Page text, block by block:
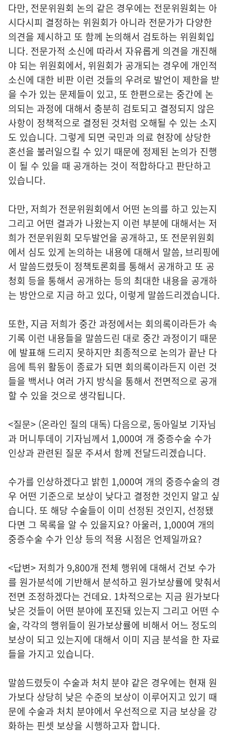
다만, 전문위원회 논의 같은 경우에는 전문위원회는 아
시다시피 결정하는 위원회가 아니라 전문가가 다양한
의견을 제시하고 또 함께 논의해서 검토하는 위원회입
니다. 전문가적 소신에 따라서 자유롭게 의견을 개진해
야 되는 위원회에서, 위원회가 공개되는 경우에 개인적
소신에 대한 비판 이런 것들의 우려로 발언이 제한을 받
을 수가 있는 문제들이 있고, 또 한편으로는 중간에 논
의되는 과정에 대해서 충분히 검토되고 결정되지 않은
사항이 정책적으로 결정된 것처럼 오해될 수 있는 소지
도 있습니다. 그렇게 되면 국민과 의료 현장에 상당한
혼선을 불러일으킬 수 있기 때문에 정제된 논의가 진행
이 될 수 있을 때 공개하는 것이 적합하다고 판단하고
있습니다.
다만, 저희가 전문위원회에서 어떤 논의를 하고 있는지
그리고 어떤 결과가 나왔는지 이런 부분에 대해서는 저
희가 전문위원회 모두발언을 공개하고, 또 전문위원회
에서 심도 있게 논의하는 내용에 대해서 말씀, 브리핑에
서 말씀드렸듯이 정책토론회를 통해서 공개하고 또 공
청회 등을 통해서 공개하는 등의 최대한 내용을 공개하
는 방안으로 지금 하고 있다, 이렇게 말씀드리겠습니다.
또한, 지금 저희가 중간 과정에서는 회의록이라든가 속
기록 이런 내용들을 말씀드린 대로 중간 과정이기 때문
에 발표해 드리지 못하지만 최종적으로 논의가 끝난 다
음에 특위 활동이 종료가 되면 회의록이라든지 이런 것
들을 백서나 여러 가지 방식을 통해서 전면적으로 공개
할 수 있을 것으로 생각됩니다.
<질문> (온라인 질의 대독) 다음으로, 동아일보 기자님
과 머니투데이 기자님께서 1,000여 개 중증수술 수가
인상과 관련된 질문 주셔서 함께 전달드리겠습니다.
수가를 인상하겠다고 밝힌 1,000여 개의 중증수술의 경
우 어떤 기준으로 보상이 낮다고 결정한 것인지 알고 싶
습니다. 또 해당 수술들이 이미 선정된 것인지, 선정됐
다면 그 목록을 알 수 있을지요? 아울러, 1,000여 개의
중증수술 수가 인상 등의 적용 시점은 언제일까요?
<답변> 저희가 9,800개 전체 행위에 대해서 건보 수가
를 원가분석에 기반해서 분석하고 원가보상률에 맞춰서
전면 조정하겠다는 건데요. 1차적으로는 지금 원가보다
낮은 것들이 어떤 분야에 포진돼 있는지 그리고 어떤 수
술, 각각의 행위들이 원가보상률에 비해서 어느 정도의
보상이 되고 있는지에 대해서 이미 지금 분석을 한 자료
들을 가지고 있습니다.
말씀드렸듯이 수술과 처치 분야 같은 경우에는 현재 원
가보다 상당히 낮은 수준의 보상이 이루어지고 있기 때
문에 수술과 처치 분야에서 우선적으로 지금 보상을 강
화하는 핀셋 보상을 시행하고자 합니다.